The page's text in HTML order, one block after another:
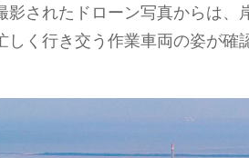
影されたドローン写真からは
しく行き交う作業車両の姿が確